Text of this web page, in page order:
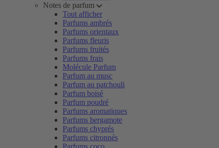
Notes de parfum
Tout afficher
Parfums ambrés
Parfums orientaux
Parfums fleuris
Parfums fruités
Parfums frais
Molécule Parfum
Parfum au musc
Parfum au patchouli
Parfum boisé
Parfum poudré
Parfums aromatiques
Parfums bergamote
Parfums chyprés
Parfums citronnés
Parfums coco